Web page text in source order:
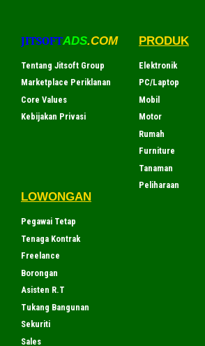
JITSOFTADS.COM
Tentang Jitsoft Group
Marketplace Periklanan
Core Values
Kebijakan Privasi
PRODUK
Elektronik
PC/Laptop
Mobil
Motor
Rumah
Furniture
Tanaman
Peliharaan
LOWONGAN
Pegawai Tetap
Tenaga Kontrak
Freelance
Borongan
Asisten R.T
Tukang Bangunan
Sekuriti
Sales